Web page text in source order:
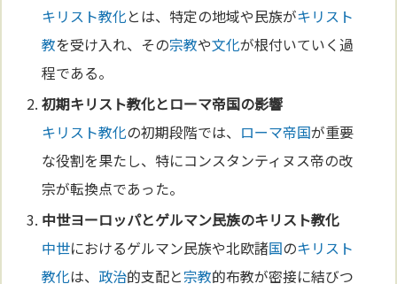
キリスト教化とは、特定の地域や民族がキリスト
教を受け入れ、その宗教や文化が根付いていく過
程である。
初期キリスト教化とローマ帝国の影響
キリスト教化の初期段階では、 ローマ帝国が重要
な役割を果たし、特にコンスタンティヌス帝の改
宗が転換点であった。
中世ヨーロッパとゲルマン民族のキリスト教化
中世におけるゲルマン民族や北欧諸国のキリスト
教化は、 政治的支配と宗教的布教が密接に結びつ